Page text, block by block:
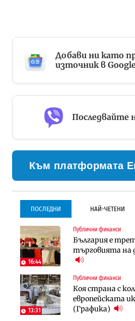
Добави ни като
източник в
Последвайте
Към платформата
ПОСЛЕДНИ НАЙ-ЧЕТЕНИ
16:44
Публични финанси
България е
търговията на
13:31
Публични финанси
Коя страна с
европейската
(Графика)
Градоустройство
Столична
изпълнител за
трамвайното
Инфраструктура
Проектирането
Петрохан ще
Инфраструктура
Проектирането
Петрохан ще
екологичните
Компании
„Хювефарма“
придобиване на